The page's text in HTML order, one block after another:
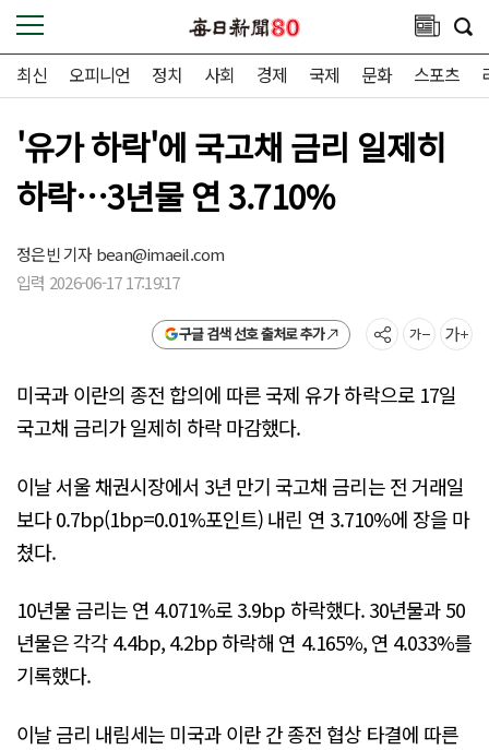
최신 오피니언 정치 사회 경제 국제 문화 스포츠
'유가 하락'에 국고채 금리 일제히
하락…3년물 연 3.710%
정은빈 기자bean@imaeil.com
입력 2026-06-17 17:19:17
구글 검색 선호 출처로 추가
미국과 이란의 종전 합의에 따른 국제 유가 하락으로 17일
국고채 금리가 일제히 하락 마감했다.
이날 서울 채권시장에서 3년 만기 국고채 금리는 전 거래일
보다 0.7bp(1bp=0.01%포인트) 내린 연 3.710%에 장을 마
쳤다.
10년물 금리는 연 4.071%로 3.9bp 하락했다. 30년물과 50
년물은 각각 4.4bp, 4.2bp 하락해 연 4.165%, 연 4.033%를
기록했다.
이날 금리 내림세는 미국과 이란 간 종전 협상 타결에 따른